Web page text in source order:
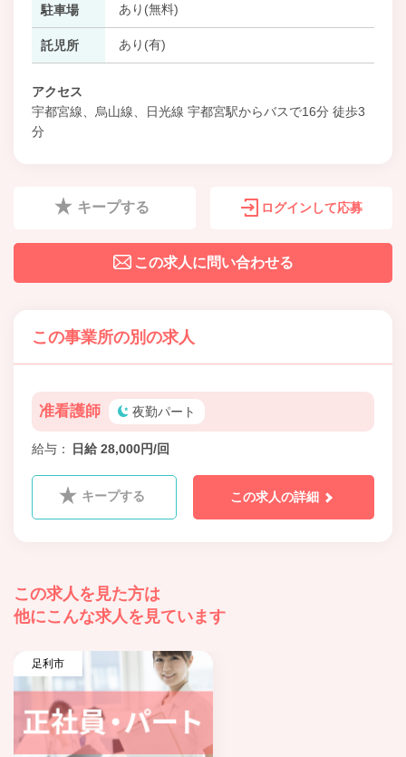
駐車場 あり(無料)
託児所 あり(有)
アクセス
宇都宮線、烏山線、日光線 宇都宮駅からバスで16分 徒歩3
分
キープする ログインして応募
この求人に問い合わせる
この事業所の別の求人
准看護師 夜勤パート
給与 日給 28,000円/回
キープする この求人の詳細
この求人を見た方は
他にこんな求人を見ています
足利市